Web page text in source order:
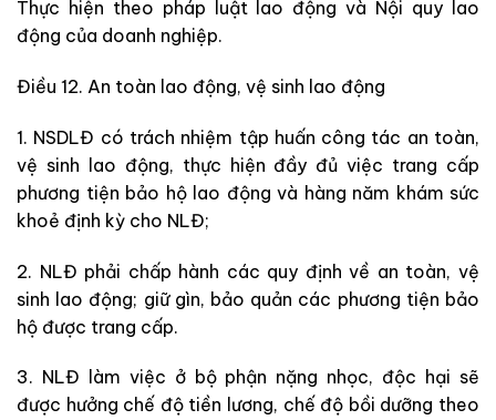
Thực hiện theo pháp luật lao động và Nội quy lao
động của doanh nghiệp.
Điều 12. An toàn lao động, vệ sinh lao động
1. NSDLĐ có trách nhiệm tập huấn công tác an toàn,
vệ sinh lao động, thực hiện đầy đủ việc trang cấp
phương tiện bảo hộ lao động và hàng năm khám sức
khoẻ định kỳ cho NLĐ;
2. NLĐ phải chấp hành các quy định về an toàn, vệ
sinh lao động; giữ gìn, bảo quản các phương tiện bảo
hộ được trang cấp.
3. NLĐ làm việc ở bộ phận nặng nhọc, độc hại sẽ
được hưởng chế độ tiền lương, chế độ bồi dưỡng theo